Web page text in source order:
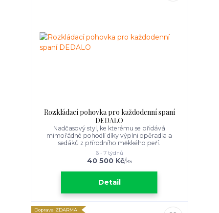
Rozkládací pohovka pro každodenní spaní
DEDALO
Nadčasový styl, ke kterému se přidává
mimořádné pohodlí díky výplni opěradla a
sedáků z přírodního měkkého peří.
40 500 Kč/ks
6 - 7 týdnů
Detail
Doprava ZDARMA